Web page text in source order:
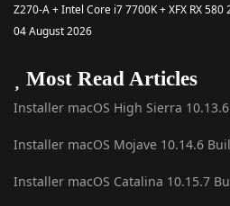
Z270-A + Intel Core i7 7700K + XFX RX 580
04 August 2026
Most Read Articles
Installer macOS High Sierra
Installer macOS Mojave 10.14.6
Installer macOS Catalina 10.15.7